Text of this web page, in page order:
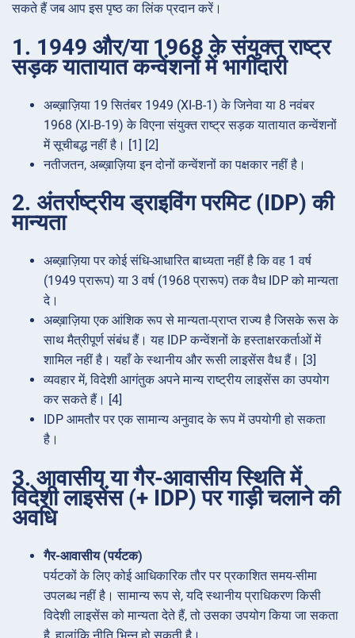
सकते हैं जब आप इस पृष्ठ का लिंक प्रदान करें।
1. 1949 और/या 1968 के संयुक्त राष्ट्र
सड़क यातायात कन्वेंशनों में भागीदारी
अब्ख़ाज़िया 19 सितंबर 1949 (XI-B-1) के जिनेवा या 8 नवंबर
1968 (XI-B-19) के विएना संयुक्त राष्ट्र सड़क यातायात कन्वेंशनों
में सूचीबद्ध नहीं है। [1] [2]
नतीजतन, अब्ख़ाज़िया इन दोनों कन्वेंशनों का पक्षकार नहीं है।
2. अंतर्राष्ट्रीय ड्राइविंग परमिट (IDP) की
मान्यता
अब्ख़ाज़िया पर कोई संधि-आधारित बाध्यता नहीं है कि वह 1 वर्ष
(1949 प्रारूप) या 3 वर्ष (1968 प्रारूप) तक वैध IDP को मान्यता
दे।
अब्ख़ाज़िया एक आंशिक रूप से मान्यता-प्राप्त राज्य है जिसके रूस के
साथ मैत्रीपूर्ण संबंध हैं। यह IDP कन्वेंशनों के हस्ताक्षरकर्ताओं में
शामिल नहीं है। यहाँ के स्थानीय और रूसी लाइसेंस वैध हैं। [3]
व्यवहार में, विदेशी आगंतुक अपने मान्य राष्ट्रीय लाइसेंस का उपयोग
कर सकते हैं। [4]
IDP आमतौर पर एक सामान्य अनुवाद के रूप में उपयोगी हो सकता
है।
3. आवासीय या गैर-आवासीय स्थिति में
विदेशी लाइसेंस (+ IDP) पर गाड़ी चलाने की
अवधि
गैर-आवासीय (पर्यटक)
पर्यटकों के लिए कोई आधिकारिक तौर पर प्रकाशित समय-सीमा
उपलब्ध नहीं है। सामान्य रूप से, यदि स्थानीय प्राधिकरण किसी
विदेशी लाइसेंस को मान्यता देते हैं, तो उसका उपयोग किया जा सकता